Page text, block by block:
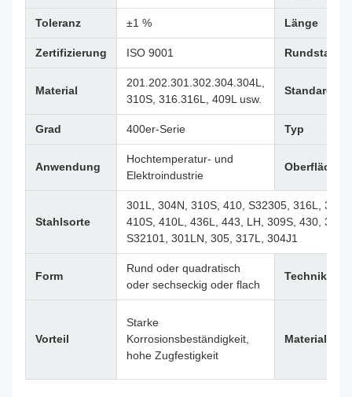
Toleranz ±1 % Länge
Zertifizierung ISO 9001
Material
201.202.301.302.304.304L,
310S, 316.316L, 409L usw.
Standard
Grad 400er-Serie Typ
Anwendung
Hochtemperatur- und
Elektroindustrie
Oberfläche
Stahlsorte
301L, 304N, 310S, 410, S32305, 316L,
410S, 410L, 436L, 443, LH, 309S, 430, 347,
S32101, 301LN, 305, 317L, 304J1
Form
Rund oder quadratisch
oder sechseckig oder flach
Technik
Vorteil
Starke
Korrosionsbeständigkeit,
hohe Zugfestigkeit